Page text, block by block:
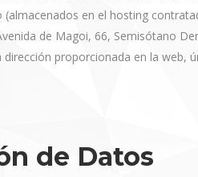
en el hosting
de Magoi, 66, Semisótano
proporcionada en la web,
de Datos